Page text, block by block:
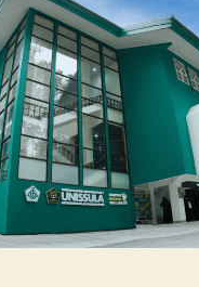
Rumah
KPDI
XIX
Tahun
2028